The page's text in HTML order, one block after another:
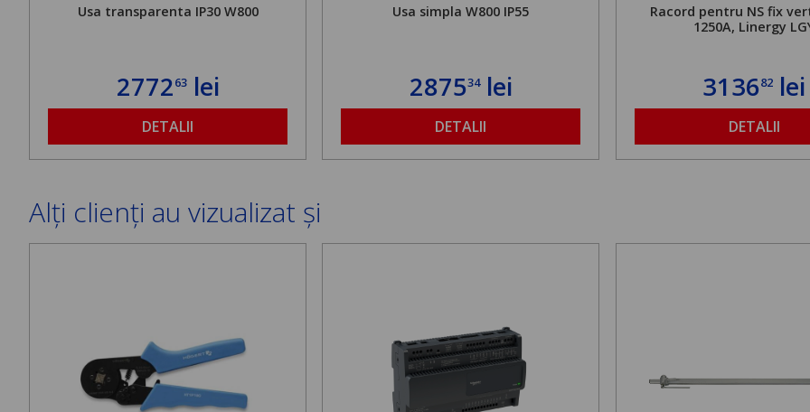
Usa transparenta IP30 W800
277263lei
DETALII
Usa simpla W800 IP55
287534lei
DETALII
Racord pentru NS fix
1250A, Linergy
313682 lei
DETALII
Alți clienți au vizualizat și